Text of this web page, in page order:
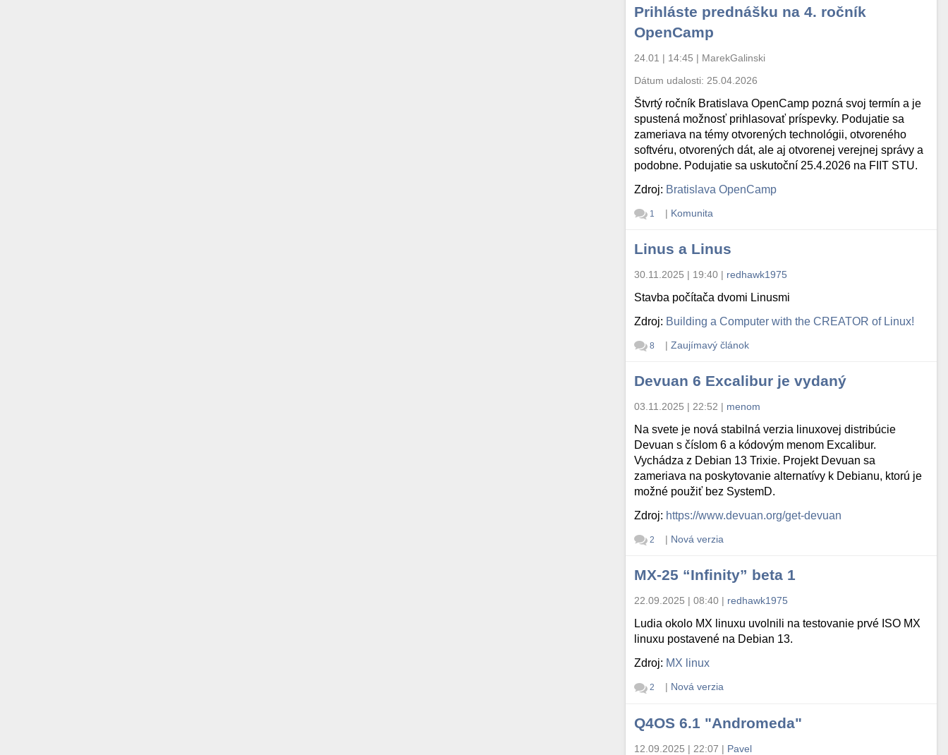
Prihláste prednášku na 4. ročník
OpenCamp
24.01 | 14:45 | MarekGalinski
Dátum udalosti: 25.04.2026
Štvrtý ročník Bratislava OpenCamp pozná svoj termín a je
spustená možnosť prihlasovať príspevky. Podujatie sa
zameriava na témy otvorených technológii, otvoreného
softvéru, otvorených dát, ale aj otvorenej verejnej správy a
podobne. Podujatie sa uskutoční 25.4.2026 na FIIT STU.
Zdroj: Bratislava OpenCamp
1 | Komunita
Linus a Linus
30.11.2025 | 19:40 | redhawk1975
Stavba počítača dvomi Linusmi
Zdroj: Building a Computer with the CREATOR of Linux!
8 | Zaujímavý článok
Devuan 6 Excalibur je vydaný
03.11.2025 | 22:52 | menom
Na svete je nová stabilná verzia linuxovej distribúcie
Devuan s číslom 6 a kódovým menom Excalibur.
Vychádza z Debian 13 Trixie. Projekt Devuan sa
zameriava na poskytovanie alternatívy k Debianu, ktorú je
možné použiť bez SystemD.
Zdroj: https://www.devuan.org/get-devuan
2 | Nová verzia
MX-25 “Infinity” beta 1
22.09.2025 | 08:40 | redhawk1975
Ludia okolo MX linuxu uvolnili na testovanie prvé ISO MX
linuxu postavené na Debian 13.
Zdroj: MX linux
2 | Nová verzia
Q4OS 6.1 "Andromeda"
12.09.2025 | 22:07 | Pavel